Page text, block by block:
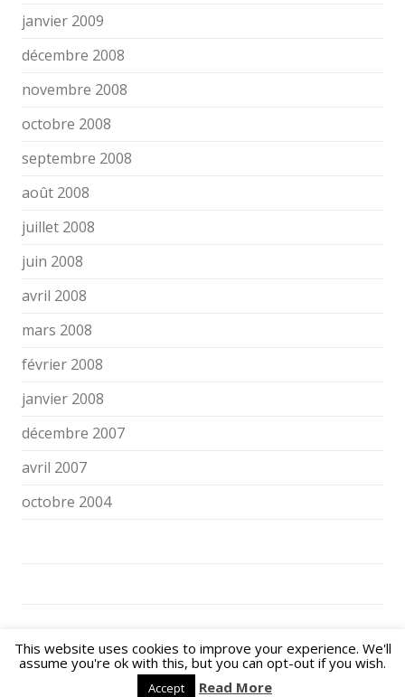
janvier 2009
décembre 2008
novembre 2008
octobre 2008
septembre 2008
août 2008
juillet 2008
juin 2008
avril 2008
mars 2008
février 2008
janvier 2008
décembre 2007
avril 2007
octobre 2004
Rights Reserved.
Flexy by Shahin raj.
This website uses cookies to improve your experience. We'll
assume you're ok with this, but you can opt-out if you wish.
Accept Read More